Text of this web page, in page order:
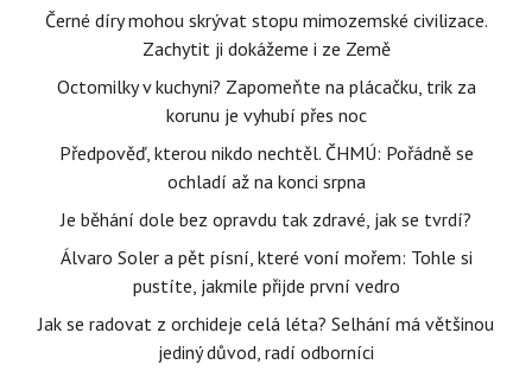
Černé díry mohou skrývat stopu mimozemské civilizace.
Zachytit ji dokážeme i ze Země
Octomilky v kuchyni? Zapomeňte na plácačku, trik za
korunu je vyhubí přes noc
Předpověď, kterou nikdo nechtěl. ČHMÚ: Pořádně se
ochladí až na konci srpna
Je běhání dole bez opravdu tak zdravé, jak se tvrdí?
Álvaro Soler a pět písní, které voní mořem: Tohle si
pustíte, jakmile přijde první vedro
Jak se radovat z orchideje celá léta? Selhání má většinou
jediný důvod, radí odborníci